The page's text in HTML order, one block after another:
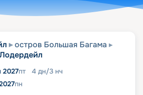
остров Большая Багама
2027пт 4 дн/3 нч
пн